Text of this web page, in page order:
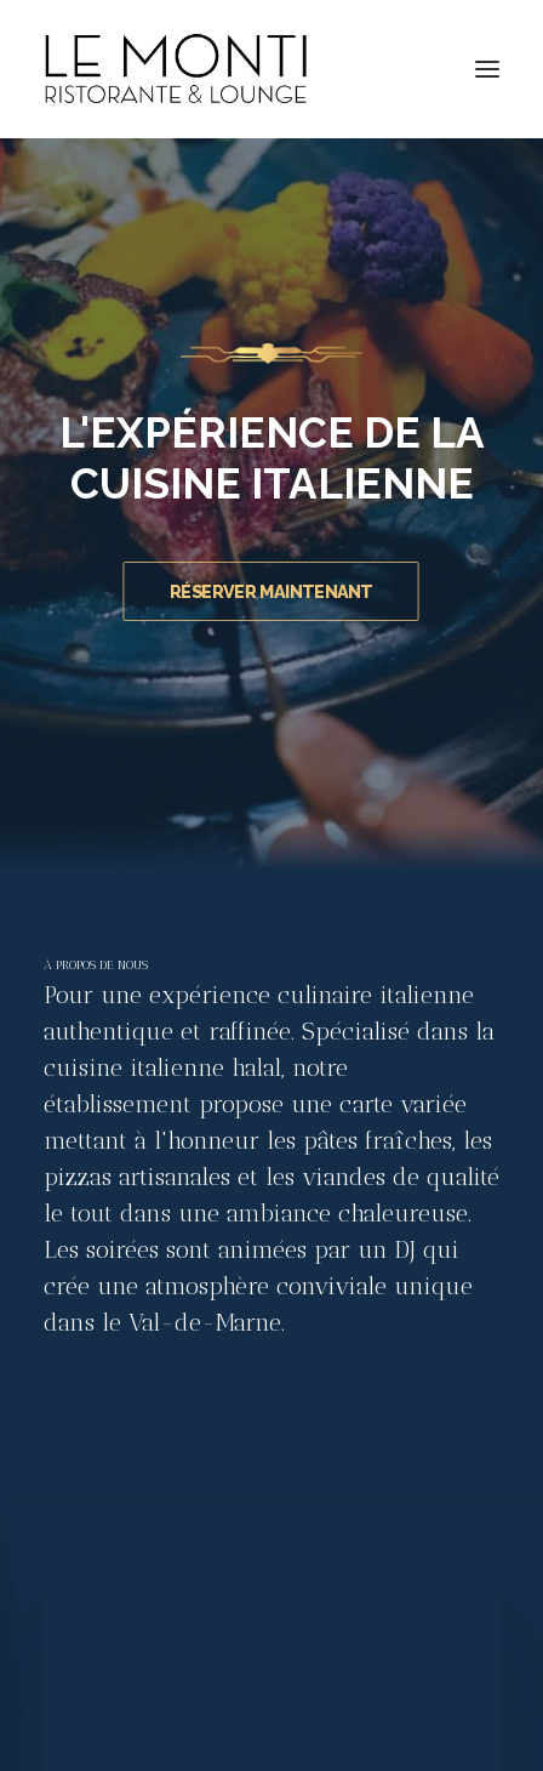
L'EXPÉRIENCE DE LA
CUISINE ITALIENNE
RÉSERVER MAINTENANT
À PROPOS DE NOUS
Pour une expérience culinaire italienne
authentique et raffinée. Spécialisé dans la
cuisine italienne halal, notre
établissement propose une carte variée
mettant à l'honneur les pâtes fraîches, les
pizzas artisanales et les viandes de qualité
le tout dans une ambiance chaleureuse.
Les soirées sont animées par un DJ qui
crée une atmosphère conviviale unique
dans le Val-de-Marne.